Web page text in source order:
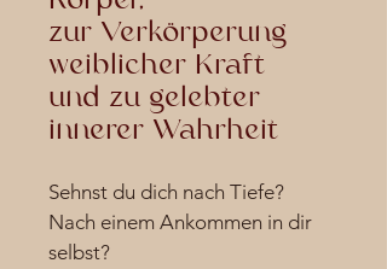
zur Verkörperung
weiblicher Kraft
und zu gelebter
innerer Wahrheit
Sehnst du dich nach Tiefe?
Nach einem Ankommen in dir
selbst?